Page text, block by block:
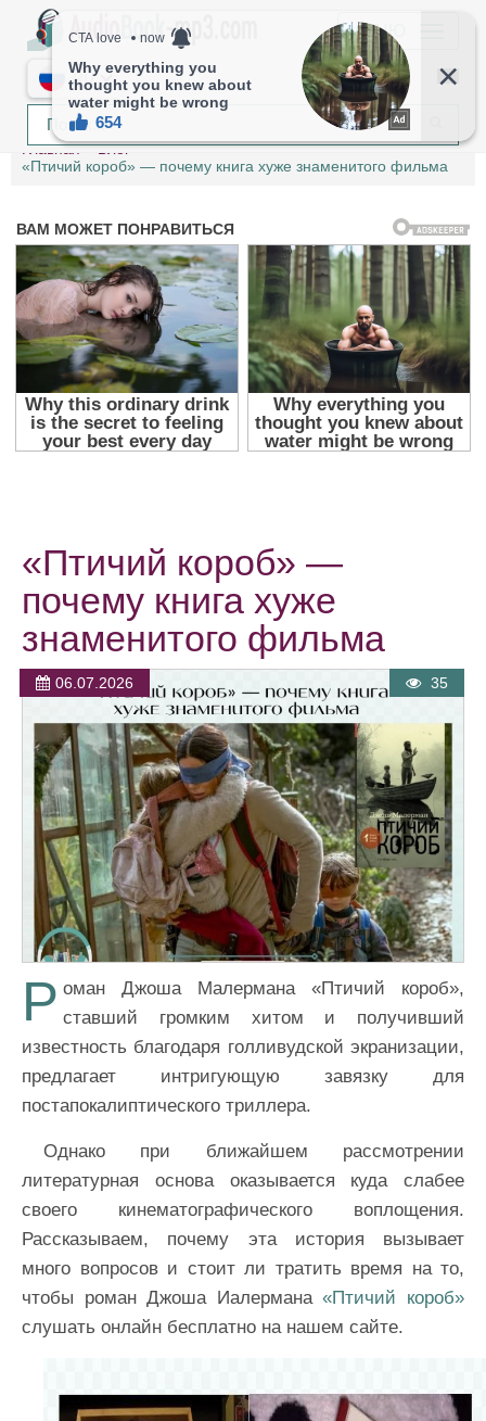
МЕНЮ
RU
Главная
Блог
«Птичий короб» — почему книга хуже знаменитого фильма
«Птичий короб» —
почему книга хуже
знаменитого фильма
06.07.2026 35
Р оман Джоша Малермана «Птичий короб»,
ставший громким хитом и получивший
известность благодаря голливудской экранизации,
предлагает интригующую завязку для
постапокалиптического триллера.
Однако при ближайшем рассмотрении
литературная основа оказывается куда слабее
своего кинематографического воплощения.
Рассказываем, почему эта история вызывает
много вопросов и стоит ли тратить время на то,
чтобы роман Джоша Иалермана«Птичий короб»
слушать онлайн бесплатно на нашем сайте.